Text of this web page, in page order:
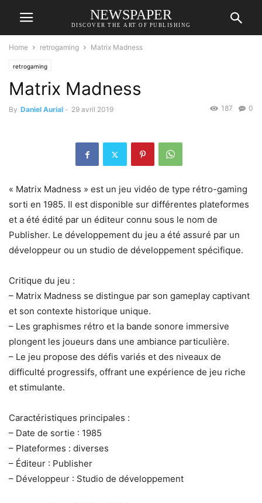
NEWSPAPER
DISCOVER THE ART OF PUBLISHING
Home retrogaming Matrix Madness
retrogaming
Matrix Madness
By Daniel Aurial - 29 avril 2019 0
187
« Matrix Madness » est un jeu vidéo de type rétro-gaming
sorti en 1985. Il est disponible sur différentes plateformes
et a été édité par un éditeur connu sous le nom de
Publisher. Le développement du jeu a été assuré par un
développeur ou un studio de développement spécifique.
Critique du jeu :
– Matrix Madness se distingue par son gameplay captivant
et son contexte historique unique.
– Les graphismes rétro et la bande sonore immersive
plongent les joueurs dans une ambiance particulière.
– Le jeu propose des défis variés et des niveaux de
difficulté progressifs, offrant une expérience de jeu riche
et stimulante.
Caractéristiques principales :
– Date de sortie : 1985
– Plateformes : diverses
– Éditeur : Publisher
– Développeur : Studio de développement